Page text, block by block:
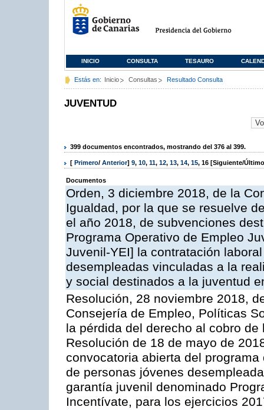
INICIO CONSULTA TESAURO
Estás en: Inicio Consultas Resultado Consulta
JUVENTUD
399 documentos encontrados, mostrando del 376 al 399.
[ Primero/ Anterior] 9, 10, 11, 12, 13, 14, 15, 16 [Siguiente/
Documentos
Orden, 3 diciembre 2018, de la
Igualdad, por la que se resuelve
el año 2018, de subvenciones
Programa Operativo de Empleo
Juvenil-YEI] la contratación
desempleadas vinculadas a la
y social destinados a la juventud
Resolución, 28 noviembre 2018,
Consejería de Empleo, Políticas
la pérdida del derecho al cobro
Resolución de 18 de mayo de
convocatoria abierta del
de personas jóvenes
garantía juvenil denominado
Incentívate, para los ejercicios